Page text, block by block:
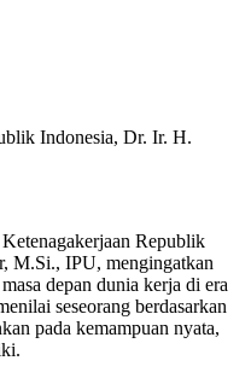
Indonesia, Dr. Ir. H.
Republik
M.Si., IPU, mengingatkan
depan dunia kerja di era
seseorang berdasarkan
pada kemampuan nyata,